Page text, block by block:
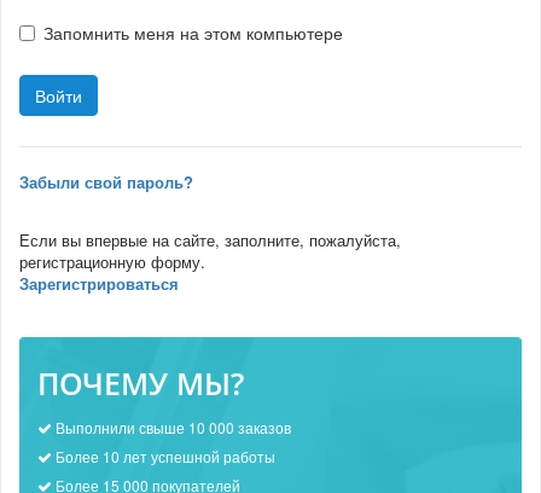
Запомнить меня на этом компьютере
Забыли свой пароль?
Если вы впервые на сайте, заполните, пожалуйста,
регистрационную форму.
Зарегистрироваться
ПОЧЕМУ МЫ?
Выполнили свыше 10 000 заказов
Более 10 лет успешной работы
Более 15 000 покупателей